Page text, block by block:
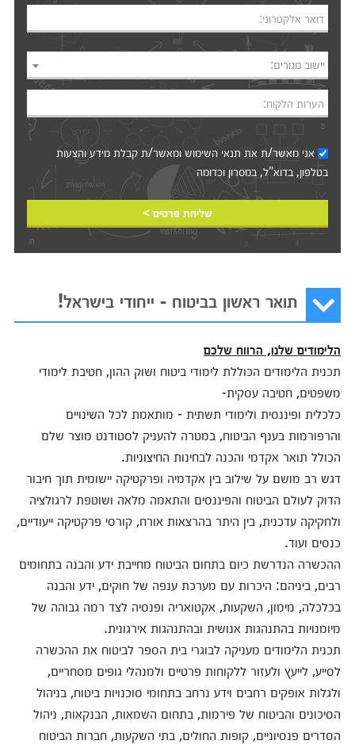
דואר אלקטרוני:
יישוב מגורים:
הערות הלקוח:
אני מאשר/ת את תנאי השימושומאשר/ת קבלת מידע והצעות
בטלפון, בדוא"ל, במסרון וכדומה‎‎
שליחת פרטים >
תואר ראשון בביטוח - ייחודי בישראל!
הלימודים שלנו, הרווח שלכם
תכנית הלימודים הכוללת לימודי ביטוח ושוק ההון, חטיבת לימודי
משפטים, חטיבה עסקית-
כלכלית ופיננסית ולימודי תשתית - מותאמת לכל השינויים
והרפורמות בענף הביטוח, במטרה להעניק לסטודנט מוצר שלם
הכולל תואר אקדמי והכנה לבחינות החיצוניות.
דגש רב מושם על שילוב בין אקדמיה ופרקטיקה יישומית תוך חיבור
הדוק לעולם הביטוח והפיננסים והתאמה מלאה ושוטפת לרגולציה
ולחקיקה עדכנית, בין היתר בהרצאות אורח, קורסי פרקטיקה ייעודיים,
כנסים ועוד.
ההכשרה הנדרשת כיום בתחום הביטוח מחייבת ידע והבנה בתחומים
רבים, ביניהם: היכרות עם מערכת ענפה של חוקים, ידע והבנה
בכלכלה, מימון, השקעות, אקטואריה ופנסיה לצד רמה גבוהה של
מיומנויות בהתנהגות אנושית ובהתנהגות אירגונית.
תכנית הלימודים מעניקה לבוגרי בית הספר לביטוח את ההכשרה
לסייע, לייעץ ולעזור ללקוחות פרטיים ולמנהלי גופים מסחריים,
ולגלות אופקים רחבים וידע נרחב בתחומי סוכנויות ביטוח, בניהול
הסיכונים והביטוח של פירמות, בתחום השמאות, הבנקאות, ניהול
הסדרים פנסיוניים, קופות החולים, בתי השקעות, חברות הביטוח